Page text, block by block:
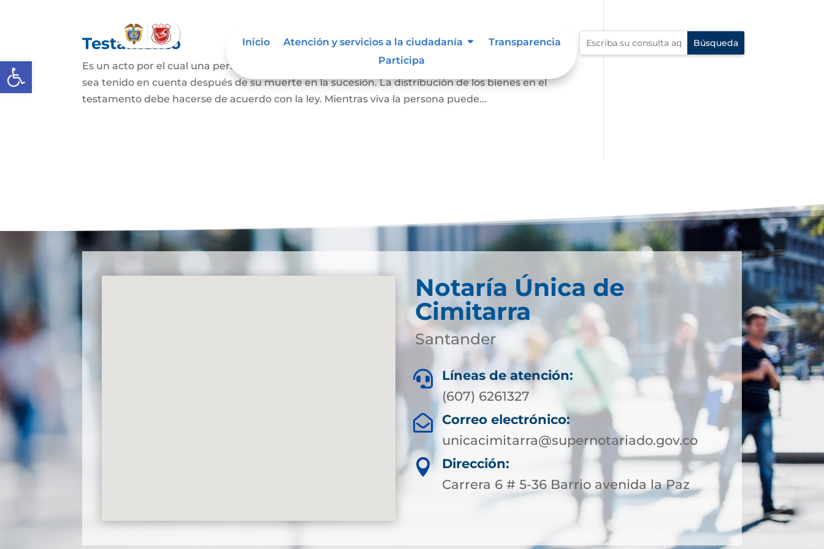
Abrir barra de herramientas
Inicio Atención y servicios a la ciudadanía
Transparencia
Participa
Testamento
Es un acto por el cual una persona dispone de todos o de una parte de sus bienes, para que así
sea tenido en cuenta después de su muerte en la sucesión. La distribución de los bienes en el
testamento debe hacerse de acuerdo con la ley. Mientras viva la persona puede...
Notaría Única de
Cimitarra
Santander

Líneas de atención:
(607) 6261327

Correo electrónico:
unicacimitarra@supernotariado.gov.co

Dirección:
Carrera 6 # 5-36 Barrio avenida la Paz